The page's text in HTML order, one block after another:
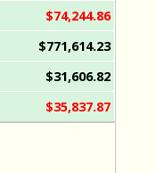
$74,244.86
$771,614.23
$31,606.82
$35,837.87